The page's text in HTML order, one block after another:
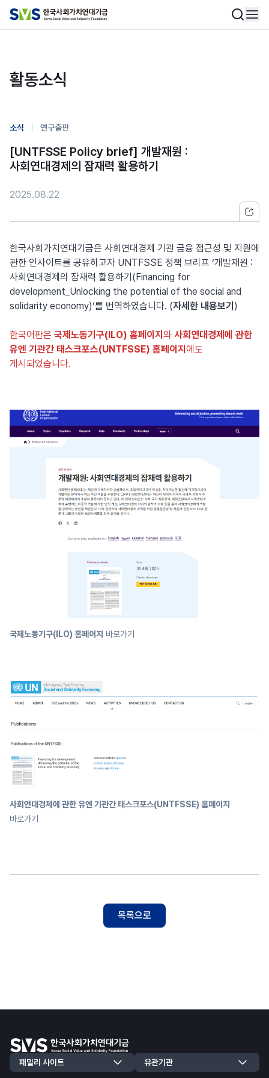
활동소식
소식 연구출판
[UNTFSSE Policy brief] 개발재원 :
사회연대경제의 잠재력 활용하기
2025.08.22
한국사회가치연대기금은 사회연대경제 기관 금융 접근성 및 지원에
관한 인사이트를 공유하고자 UNTFSSE 정책 브리프 ‘개발재원 :
사회연대경제의 잠재력 활용하기(Financing for
development_Unlocking the potential of the social and
solidarity economy)’를 번역하였습니다. (자세한 내용보기 )
한국어판은 국제노동기구(ILO) 홈페이지 와 사회연대경제에 관한
유엔 기관간 태스크포스(UNTFSSE) 홈페이지 에도
게시되었습니다.
국제노동기구(ILO) 홈페이지 바로가기
사회연대경제에 관한 유엔 기관간 태스크포스(UNTFSSE) 홈페이지
바로가기
목록으로